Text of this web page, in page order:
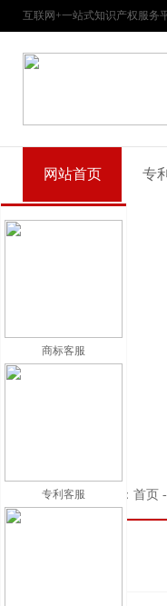
互联网+一站式知识产权服务
网站首页 专
当前位置：首页
商标客服
专利客服